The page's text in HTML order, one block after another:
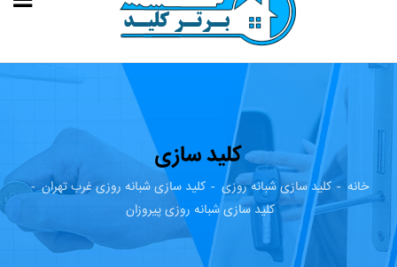
کلید سازی
خانه کلید سازی شبانه روزی
کلید سازی شبانه روزی غرب تهران
کلید سازی شبانه روزی پیروزان